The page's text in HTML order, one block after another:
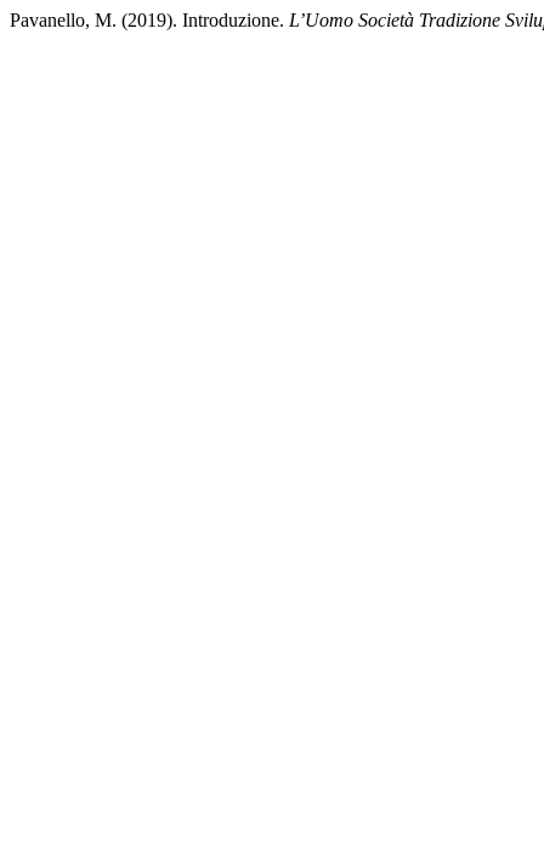
Pavanello, M. (2019). Introduzione. L’Uomo Società Tradizione